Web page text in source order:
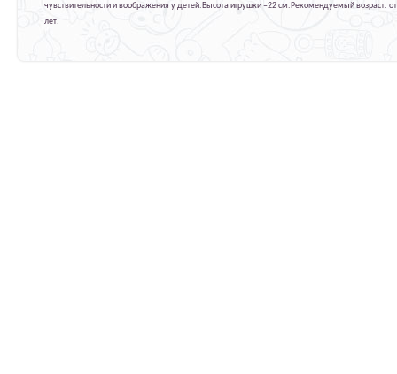
чувствительности и воображения у детей.Высота игрушки –22 см.Рекомендуемый возраст:
лет.